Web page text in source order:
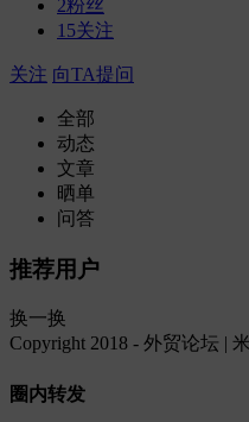
2粉丝
15关注
关注 向TA提问
全部
动态
文章
晒单
问答
推荐用户
换一换
Copyright 2018 - 外贸论坛 |
圈内转发